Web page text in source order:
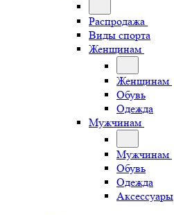
Распродажа
Виды спорта
Женщинам
Женщинам
Обувь
Одежда
Мужчинам
Мужчинам
Обувь
Одежда
Аксессуары